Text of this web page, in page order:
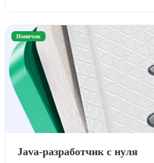
Новичок
Java-разработчик с нуля